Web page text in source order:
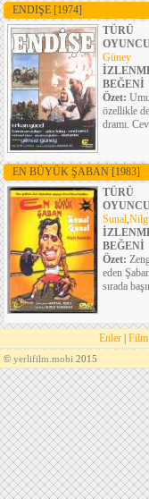
ENDIŞE [1974]
TÜRÜ
Güney
BEĞENİ
Özet:
özellikle
dramı.
EN BÜYÜK ŞABAN [1983]
TÜRÜ
Sunal,
BEĞENİ
Özet:
eden
sırada
Enler
© yerlifilm.mobi 2015